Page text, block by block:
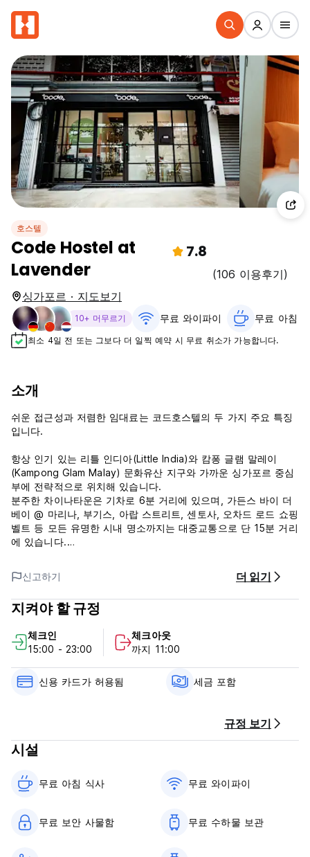
호스텔
Code Hostel at
Lavender
7.8
(106 이용후기)
싱가포르 · 지도보기
10+ 머무르기 무료 와이파이 무료 아침
최소 4일 전 또는 그보다 더 일찍 예약 시 무료 취소가 가능합니다.
소개
쉬운 접근성과 저렴한 임대료는 코드호스텔의 두 가지 주요 특징
입니다.
항상 인기 있는 리틀 인디아(Little India)와 캄퐁 글램 말레이
(Kampong Glam Malay) 문화유산 지구와 가까운 싱가포르 중심
부에 전략적으로 위치해 있습니다.
분주한 차이나타운은 기차로 6분 거리에 있으며, 가든스 바이 더
베이 @ 마리나, 부기스, 아랍 스트리트, 센토사, 오차드 로드 쇼핑
벨트 등 모든 유명한 시내 명소까지는 대중교통으로 단 15분 거리
에 있습니다.
Code Hostel은 저예산 레스토랑과 카페가 즐비하게 즐비해 있습
니다.
이 식당에서는 락사, 딤섬, 구운 고기, 죽, 국수 등 좋아하는 현지
요리를 끝없이 선보입니다.
우리는 모든 휴가객에게 여유롭고 여유로운 분위기 속에서 깨끗
하고 편안한 숙박 시설을 제공하는 데 큰 기쁨을 느낍니다.
우리 직원은 귀하의 모든 요구 사항이 적절하게 처리될 수 있도록
교육을 받았습니다.
24시간 리셉션
체크아웃 시간은 08:00부터 12:00까지입니다.
세금 포함
아침 식사 포함
신고하기 더 읽기
지켜야 할 규정
체크인
15:00 - 23:00
체크아웃
까지 11:00
신용 카드가 허용됨 세금 포함
규정 보기
시설
무료 아침 식사‎ 무료 와이파이
무료 보안 사물함 무료 수하물 보관